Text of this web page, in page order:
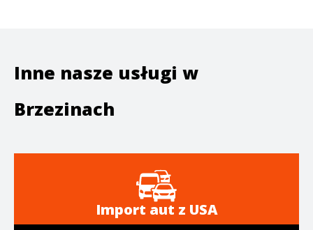
Inne nasze usługi w
Brzezinach
Import aut z USA